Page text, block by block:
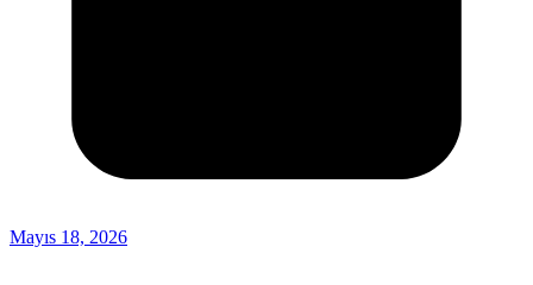
Mayıs 18, 2026